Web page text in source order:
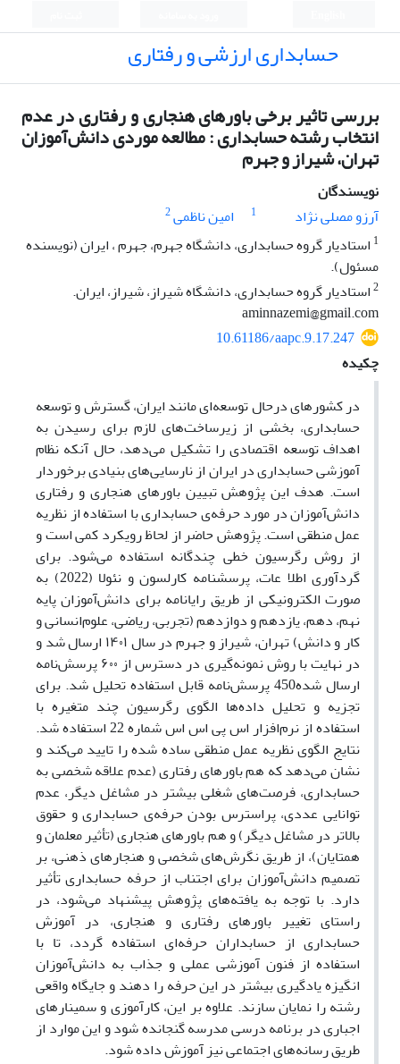
حسابداری ارزشی و رفتاری
بررسی تاثیر برخی باورهای هنجاری و رفتاری در عدم
انتخاب رشته حسابداری : مطالعه موردی دانش‌آموزان
تهران، شیراز و جهرم
نویسندگان
آرزو مصلی نژاد
1 امین ناظمی2
1 استادیار گروه حسابداری، دانشگاه جهرم، جهرم ، ایران (نویسنده
مسئول).
2استادیار گروه حسابداری، دانشگاه شیراز، شیراز، ایران.
aminnazemi@gmail.com
10.61186/aapc.9.17.247
چکیده
در کشورهای درحال توسعه‌ای مانند ایران، گسترش و توسعه
حسابداری، بخشی از زیرساخت‌های لازم برای رسیدن به
اهداف توسعه اقتصادی را تشکیل می‌دهد، حال آنکه نظام
آموزشی حسابداری در ایران از نارسایی‌های بنیادی برخوردار
است. هدفاین پژوهش تبیین باورهای هنجاری و رفتاری
دانش‌آموزاندر مورد حرفه‌ی حسابداریبا استفاده ازنظریه
عملمنطقیاست.پژوهش حاضر از لحاظ رویکرد کمی است و
از روش رگرسیون خطی چندگانه استفاده می‌شود. برای
گردآوری اطلا عات، پرسشنامه‌ کارلسون و نئولا (2022)
به
صورت الکترونیکی از طریق رایانامه برای دانش‌آموزان پایه
نهم، دهم، یازدهم و دوازدهم (تجربی، ریاضی، علوم‌انسانی و
کار و دانش) تهران، شیراز و جهرمدر سال ۱۴۰۱
ارسال شد و
در نهایت با روش نمونه‌گیری در دسترس از ۶۰۰ پرسش‌نامه
ارسال شده450 پرسش‌نامه قابل استفاده تحلیل شد.
برای
تجزیه و تحلیل داده‌ها الگوی رگرسیون چند متغیره با
استفاده از نرم‌افزار اس پی اس اس شماره 22 استفاده شد.
نتایج الگوینظریه عملمنطقیساده شده را تایید می‌کند و
نشان می‌دهد که هم باورهای رفتاری (عدم علاقه شخصی به
حسابداری، فرصت‌های شغلی بیشتر در مشاغل دیگر، عدم
توانایی عددی، پراسترس بودن حرفه‌ی حسابداری و حقوق
بالاتر در مشاغل دیگر) و هم باورهای هنجاری (تأثیر معلمان و
همتایان)، از طریق نگرشهای شخصی و هنجارهای ذهنی، بر
تصمیم دانش‌آموزان برای اجتناب از حرفه حسابداریتأثیر
دارد. با توجه به یافته‌های پژوهش پیشنهاد می‌شود، در
راستای تغییر باورهای رفتاری و هنجاری، در آموزش
حسابداری از حسابداران حرفه‌ای استفاده گردد، تا با
استفاده از فنون آموزشی عملی و جذاب به دانش‌آموزان
انگیزه یادگیری بیشتر در این حرفه را دهندو جایگاه واقعی
رشته را نمایان سازند. علاوه بر این، کارآموزی و سمینارهای
اجباری در برنامه درسی مدرسه گنجانده شود و این موارد از
طریق رسانه‌های اجتماعی نیز آموزش داده شود.